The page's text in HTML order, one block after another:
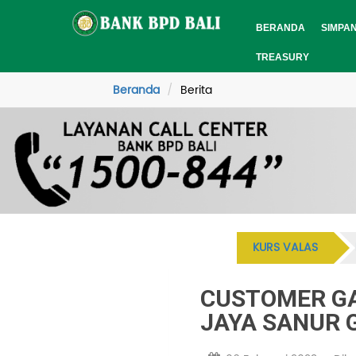
BERANDA
TREASURY
Beranda Berita
KURS VALAS
CUSTOMER
JAYA SANUR